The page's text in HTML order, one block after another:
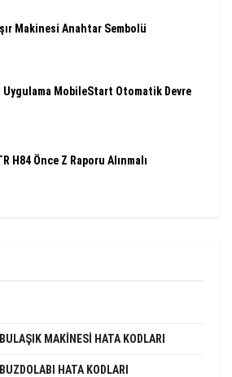
Makinesi Anahtar Sembolü
Uygulama MobileStart Otomatik Devre
H84 Önce Z Raporu Alınmalı
MAKINESI HATA KODLARI
HATA KODLARI